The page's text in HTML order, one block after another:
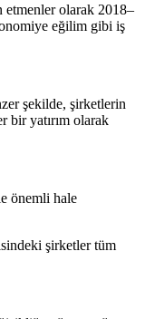
olarak 2018–
eğilim gibi iş
şekilde, şirketlerin
bir yatırım olarak
önemli hale
şirketler tüm